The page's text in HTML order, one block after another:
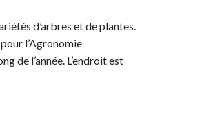
d’arbres et de plantes.
l’Agronomie
de l’année. L’endroit est